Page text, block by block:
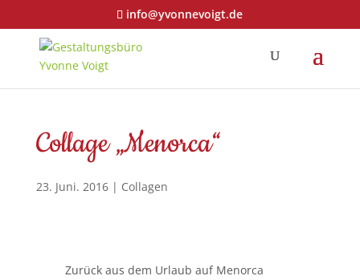
info@yvonnevoigt.de
Collage „Menorca“
23. Juni. 2016| Collagen
Zurück aus dem Urlaub auf Menorca